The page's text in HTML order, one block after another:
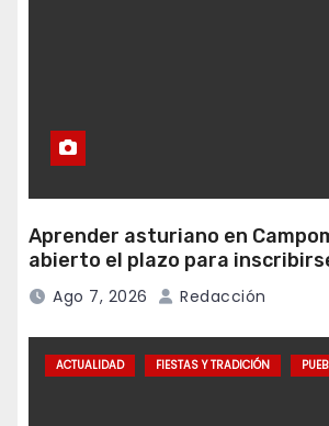
Aprender asturiano en
abierto el plazo para
programa Falamos
Ago 7, 2026 Redacción
ACTUALIDAD FIESTAS Y TRADICIÓN